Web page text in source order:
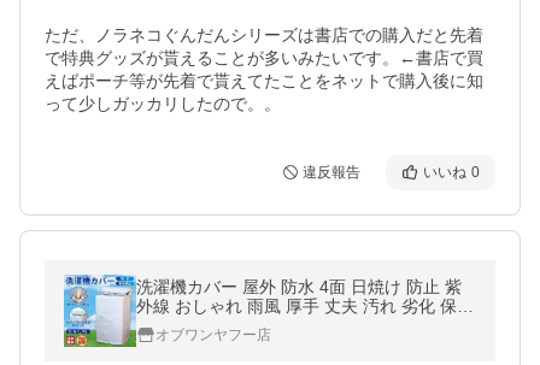
ただ、ノラネコぐんだんシリーズは書店での購入だと先着
で特典グッズが貰えることが多いみたいです。←書店で買
えばポーチ等が先着で貰えてたことをネットで購入後に知
って少しガッカリしたので。。
違反報告 いいね 0
洗濯機カバー 屋外 防水 4面 日焼け 防止 紫
外線 おしゃれ 雨風 厚手 丈夫 汚れ 劣化 保護
防塵オブワンヤフー店